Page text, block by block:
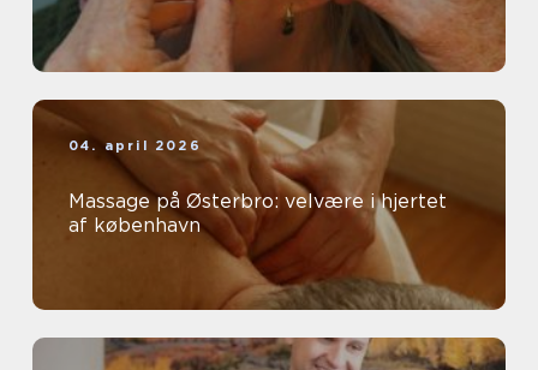
04. april 2026
Massage på Østerbro: velvære i hjertet
af københavn